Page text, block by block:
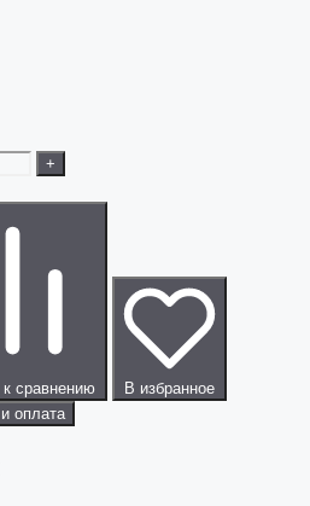
+
сравнению
В избранное
оплата